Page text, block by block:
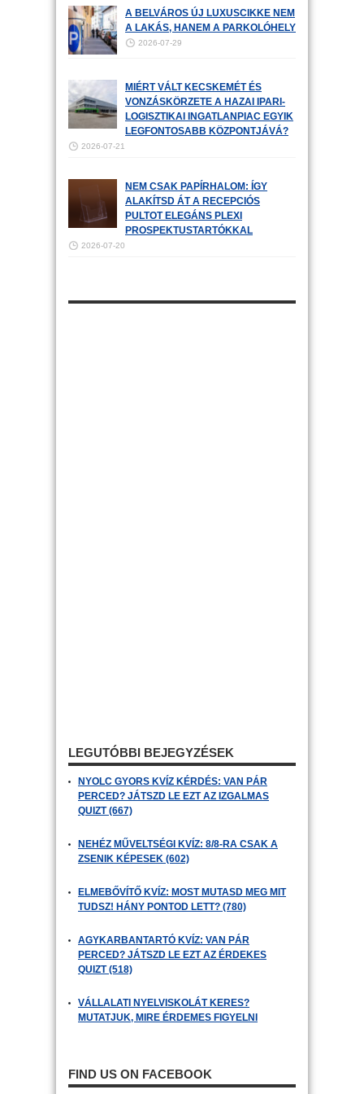
A BELVÁROS ÚJ LUXUSCIKKE NEM
A LAKÁS, HANEM A PARKOLÓHELY
2026-07-29
MIÉRT VÁLT KECSKEMÉT ÉS
VONZÁSKÖRZETE A HAZAI IPARI-
LOGISZTIKAI INGATLANPIAC EGYIK
LEGFONTOSABB KÖZPONTJÁVÁ?
2026-07-21
NEM CSAK PAPÍRHALOM: ÍGY
ALAKÍTSD ÁT A RECEPCIÓS
PULTOT ELEGÁNS PLEXI
PROSPEKTUSTARTÓKKAL
2026-07-20
LEGUTÓBBI BEJEGYZÉSEK
NYOLC GYORS KVÍZ KÉRDÉS: VAN PÁR
PERCED? JÁTSZD LE EZT AZ IZGALMAS
QUIZT (667)
NEHÉZ MŰVELTSÉGI KVÍZ: 8/8-RA CSAK A
ZSENIK KÉPESEK (602)
ELMEBŐVÍTŐ KVÍZ: MOST MUTASD MEG MIT
TUDSZ! HÁNY PONTOD LETT? (780)
AGYKARBANTARTÓ KVÍZ: VAN PÁR
PERCED? JÁTSZD LE EZT AZ ÉRDEKES
QUIZT (518)
VÁLLALATI NYELVISKOLÁT KERES?
MUTATJUK, MIRE ÉRDEMES FIGYELNI
FIND US ON FACEBOOK